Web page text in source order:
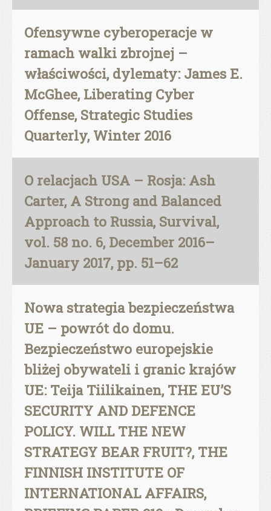
Ofensywne cyberoperacje w
ramach walki zbrojnej –
właściwości, dylematy: James E.
McGhee, Liberating Cyber
Offense, Strategic Studies
Quarterly, Winter 2016
O relacjach USA – Rosja: Ash
Carter, A Strong and Balanced
Approach to Russia, Survival,
vol. 58 no. 6, December 2016–
January 2017, pp. 51–62
Nowa strategia bezpieczeństwa
UE – powrót do domu.
Bezpieczeństwo europejskie
bliżej obywateli i granic krajów
UE: Teija Tiilikainen, THE EU’S
SECURITY AND DEFENCE
POLICY. WILL THE NEW
STRATEGY BEAR FRUIT?, THE
FINNISH INSTITUTE OF
INTERNATIONAL AFFAIRS,